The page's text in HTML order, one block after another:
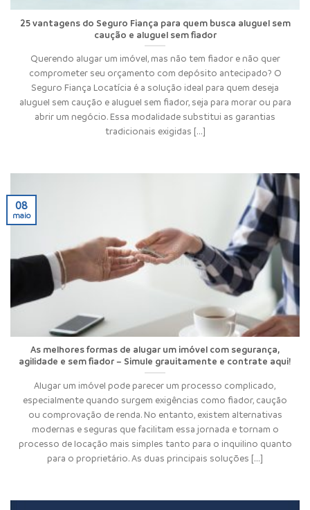
25 vantagens do Seguro Fiança para quem busca aluguel sem
caução e aluguel sem fiador
Querendo alugar um imóvel, mas não tem fiador e não quer
comprometer seu orçamento com depósito antecipado? O
Seguro Fiança Locatícia é a solução ideal para quem deseja
aluguel sem caução e aluguel sem fiador, seja para morar ou para
abrir um negócio. Essa modalidade substitui as garantias
tradicionais exigidas [...]
As melhores formas de alugar um imóvel com segurança,
agilidade e sem fiador – Simule grauitamente e contrate aqui!
Alugar um imóvel pode parecer um processo complicado,
especialmente quando surgem exigências como fiador, caução
ou comprovação de renda. No entanto, existem alternativas
modernas e seguras que facilitam essa jornada e tornam o
processo de locação mais simples tanto para o inquilino quanto
para o proprietário. As duas principais soluções [...]
08
maio